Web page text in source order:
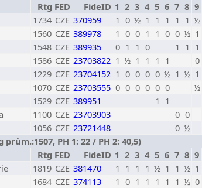
Rtg FED FideID 1 2 3 4 5 6 7 8 9
1734 CZE 370959 1 0 ½ 1 1 1 1 1 ½
1560 CZE 389978 1 0 0 1 1 0 0 ½ 1
1548 CZE 389935 0 1 1 0 1 1 1
1586 CZE 23703822 1 ½ 1 1 1 1 0
1229 CZE 23704152 1 0 0 0 0 ½ 1 ½ 1
1070 CZE 23703555 0 0 0 0 0 0 ½
1529 CZE 389951 1 1
1100 CZE 23703903 0 0
1056 CZE 23721448 0 ½
PH 1: 22 / PH 2: 40,5)
Rtg FED FideID 1 2 3 4 5 6 7 8 9
1819 CZE 381470 1 1 1 1 ½ 1 1 ½ 1
1684 CZE 374113 1 0 1 1 1 1 1 ½ 0